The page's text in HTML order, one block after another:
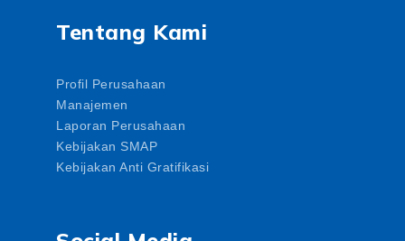
Tentang Kami
Profil Perusahaan
Manajemen
Laporan Perusahaan
Kebijakan SMAP
Kebijakan Anti Gratifikasi